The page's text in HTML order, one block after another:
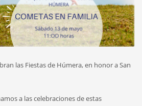
las Fiestas de Húmera, en honor a San
a las celebraciones de estas